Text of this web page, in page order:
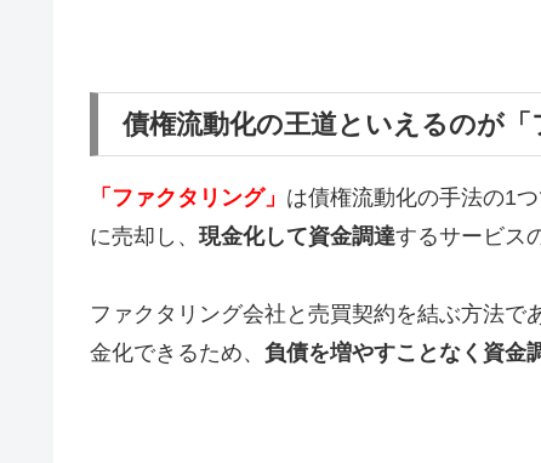
債権流動化の王道といえるのが「
「ファクタリング」 は債権流動化の手法の1つ
に売却し、 現金化して資金調達するサービス
ファクタリング会社と売買契約を結ぶ方法
金化できるため、 負債を増やすことなく資金